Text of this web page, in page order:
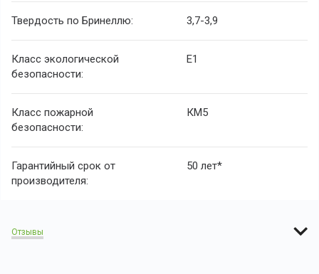
Твердость по Бринеллю: 3,7-3,9
Класс экологической
безопасности:
E1
Класс пожарной
безопасности:
КМ5
Гарантийный срок от
производителя:
50 лет*
Отзывы